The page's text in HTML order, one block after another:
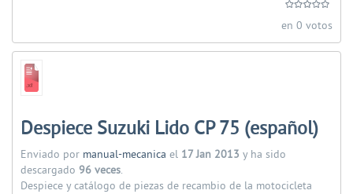
en 0 votos
Despiece Suzuki Lido CP 75 (español)
Enviado por manual-mecanica el 17 Jan 2013 y ha sido
descargado 96 veces.
Despiece y catálogo de piezas de recambio de la motocicleta